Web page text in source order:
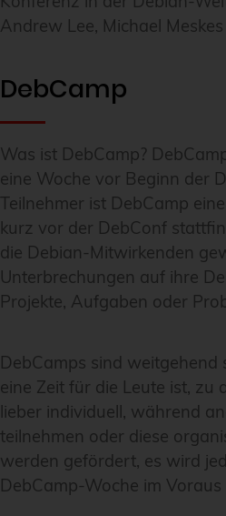
Andrew Lee, Michael
DebCamp
Was ist DebCamp?
eine Woche vor Beginn der
Teilnehmer ist DebCamp
kurz vor der DebConf
die Debian-Mitwirkenden
Unterbrechungen auf ihre
Projekte, Aufgaben oder
DebCamps sind weitgehend
eine Zeit für die Leute ist, zu
lieber individuell, während
teilnehmen oder diese
werden gefördert, es wird
DebCamp-Woche im